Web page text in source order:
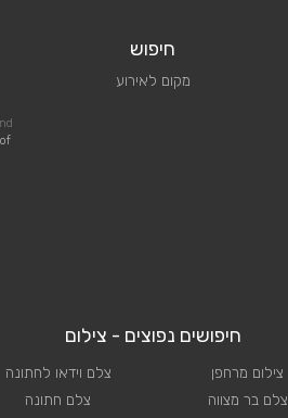
חיפוש
מקום לאירוע
חיפושים נפוצים - צילום
צילום מרחפן
צלם בר מצווה
צלם וידאו לחתונה
צלם חתונה